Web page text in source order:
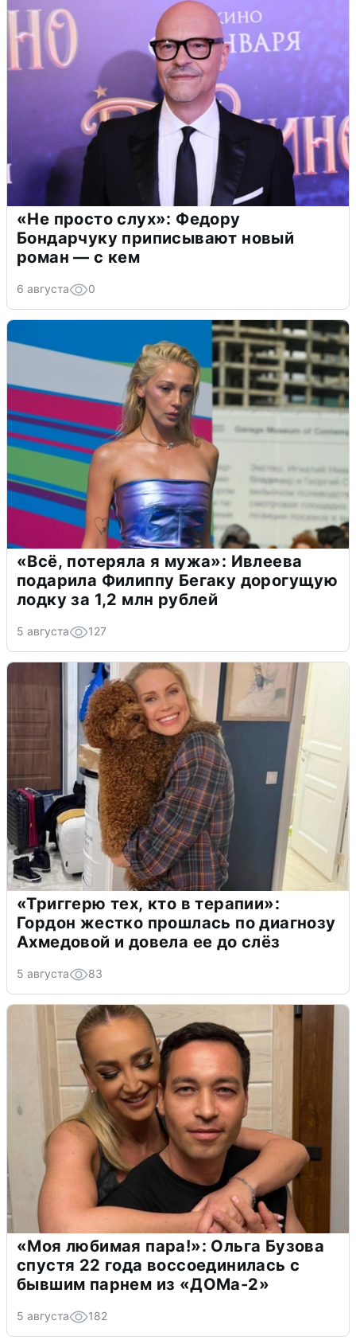
«Не просто слух»: Федору
Бондарчуку приписывают новый
роман — с кем
6 августа 0
«Всё, потеряла я мужа»: Ивлеева
подарила Филиппу Бегаку дорогущую
лодку за 1,2 млн рублей
5 августа 127
«Триггерю тех, кто в терапии»:
Гордон жестко прошлась по диагнозу
Ахмедовой и довела ее до слёз
5 августа 83
«Моя любимая пара!»: Ольга Бузова
спустя 22 года воссоединилась с
бывшим парнем из «ДОМа-2»
5 августа 182